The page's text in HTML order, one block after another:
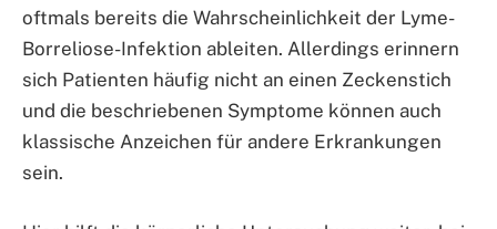
oftmals bereits die Wahrscheinlichkeit der Lyme-
Borreliose-Infektion ableiten. Allerdings erinnern
sich Patienten häufig nicht an einen Zeckenstich
und die beschriebenen Symptome können auch
klassische Anzeichen für andere Erkrankungen
sein.